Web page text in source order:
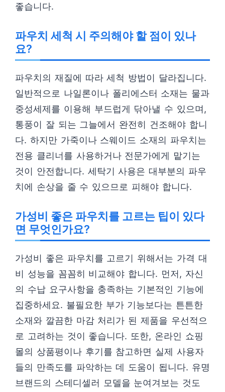
좋습니다.
파우치 세척 시 주의해야 할 점이 있나
요?
파우치의 재질에 따라 세척 방법이 달라집니다.
일반적으로 나일론이나 폴리에스터 소재는 물과
중성세제를 이용해 부드럽게 닦아낼 수 있으며,
통풍이 잘 되는 그늘에서 완전히 건조해야 합니
다. 하지만 가죽이나 스웨이드 소재의 파우치는
전용 클리너를 사용하거나 전문가에게 맡기는
것이 안전합니다. 세탁기 사용은 대부분의 파우
치에 손상을 줄 수 있으므로 피해야 합니다.
가성비 좋은 파우치를 고르는 팁이 있다
면 무엇인가요?
가성비 좋은 파우치를 고르기 위해서는 가격 대
비 성능을 꼼꼼히 비교해야 합니다. 먼저, 자신
의 수납 요구사항을 충족하는 기본적인 기능에
집중하세요. 불필요한 부가 기능보다는 튼튼한
소재와 깔끔한 마감 처리가 된 제품을 우선적으
로 고려하는 것이 좋습니다. 또한, 온라인 쇼핑
몰의 상품평이나 후기를 참고하면 실제 사용자
들의 만족도를 파악하는 데 도움이 됩니다. 유명
브랜드의 스테디셀러 모델을 눈여겨보는 것도